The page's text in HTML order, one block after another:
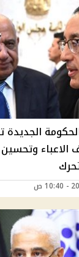
الحكومة
الاعباء